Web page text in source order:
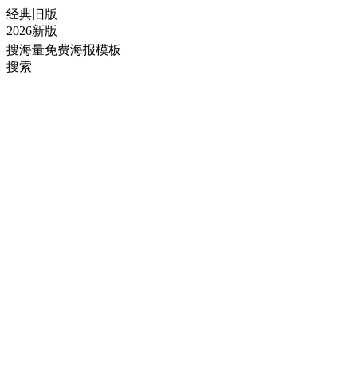
经典旧版
2026新版
搜海量免费海报模板
搜索